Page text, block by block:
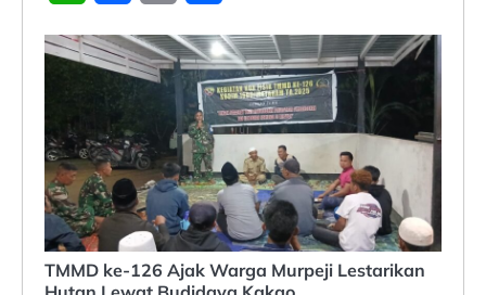
TMMD ke-126 Ajak Warga Murpeji Lestarikan